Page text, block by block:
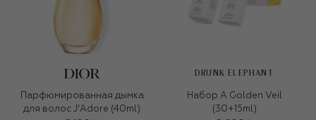
Парфюмированная дымка
для волос J'Adore (40ml)
DRUNK ELEPHANT
Набор A Golden Veil
(30+15ml)